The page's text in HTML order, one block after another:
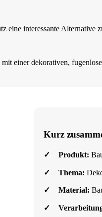
interessante Alternative
einer dekorativen,
Kurz
Produkt:
Thema:
Material: